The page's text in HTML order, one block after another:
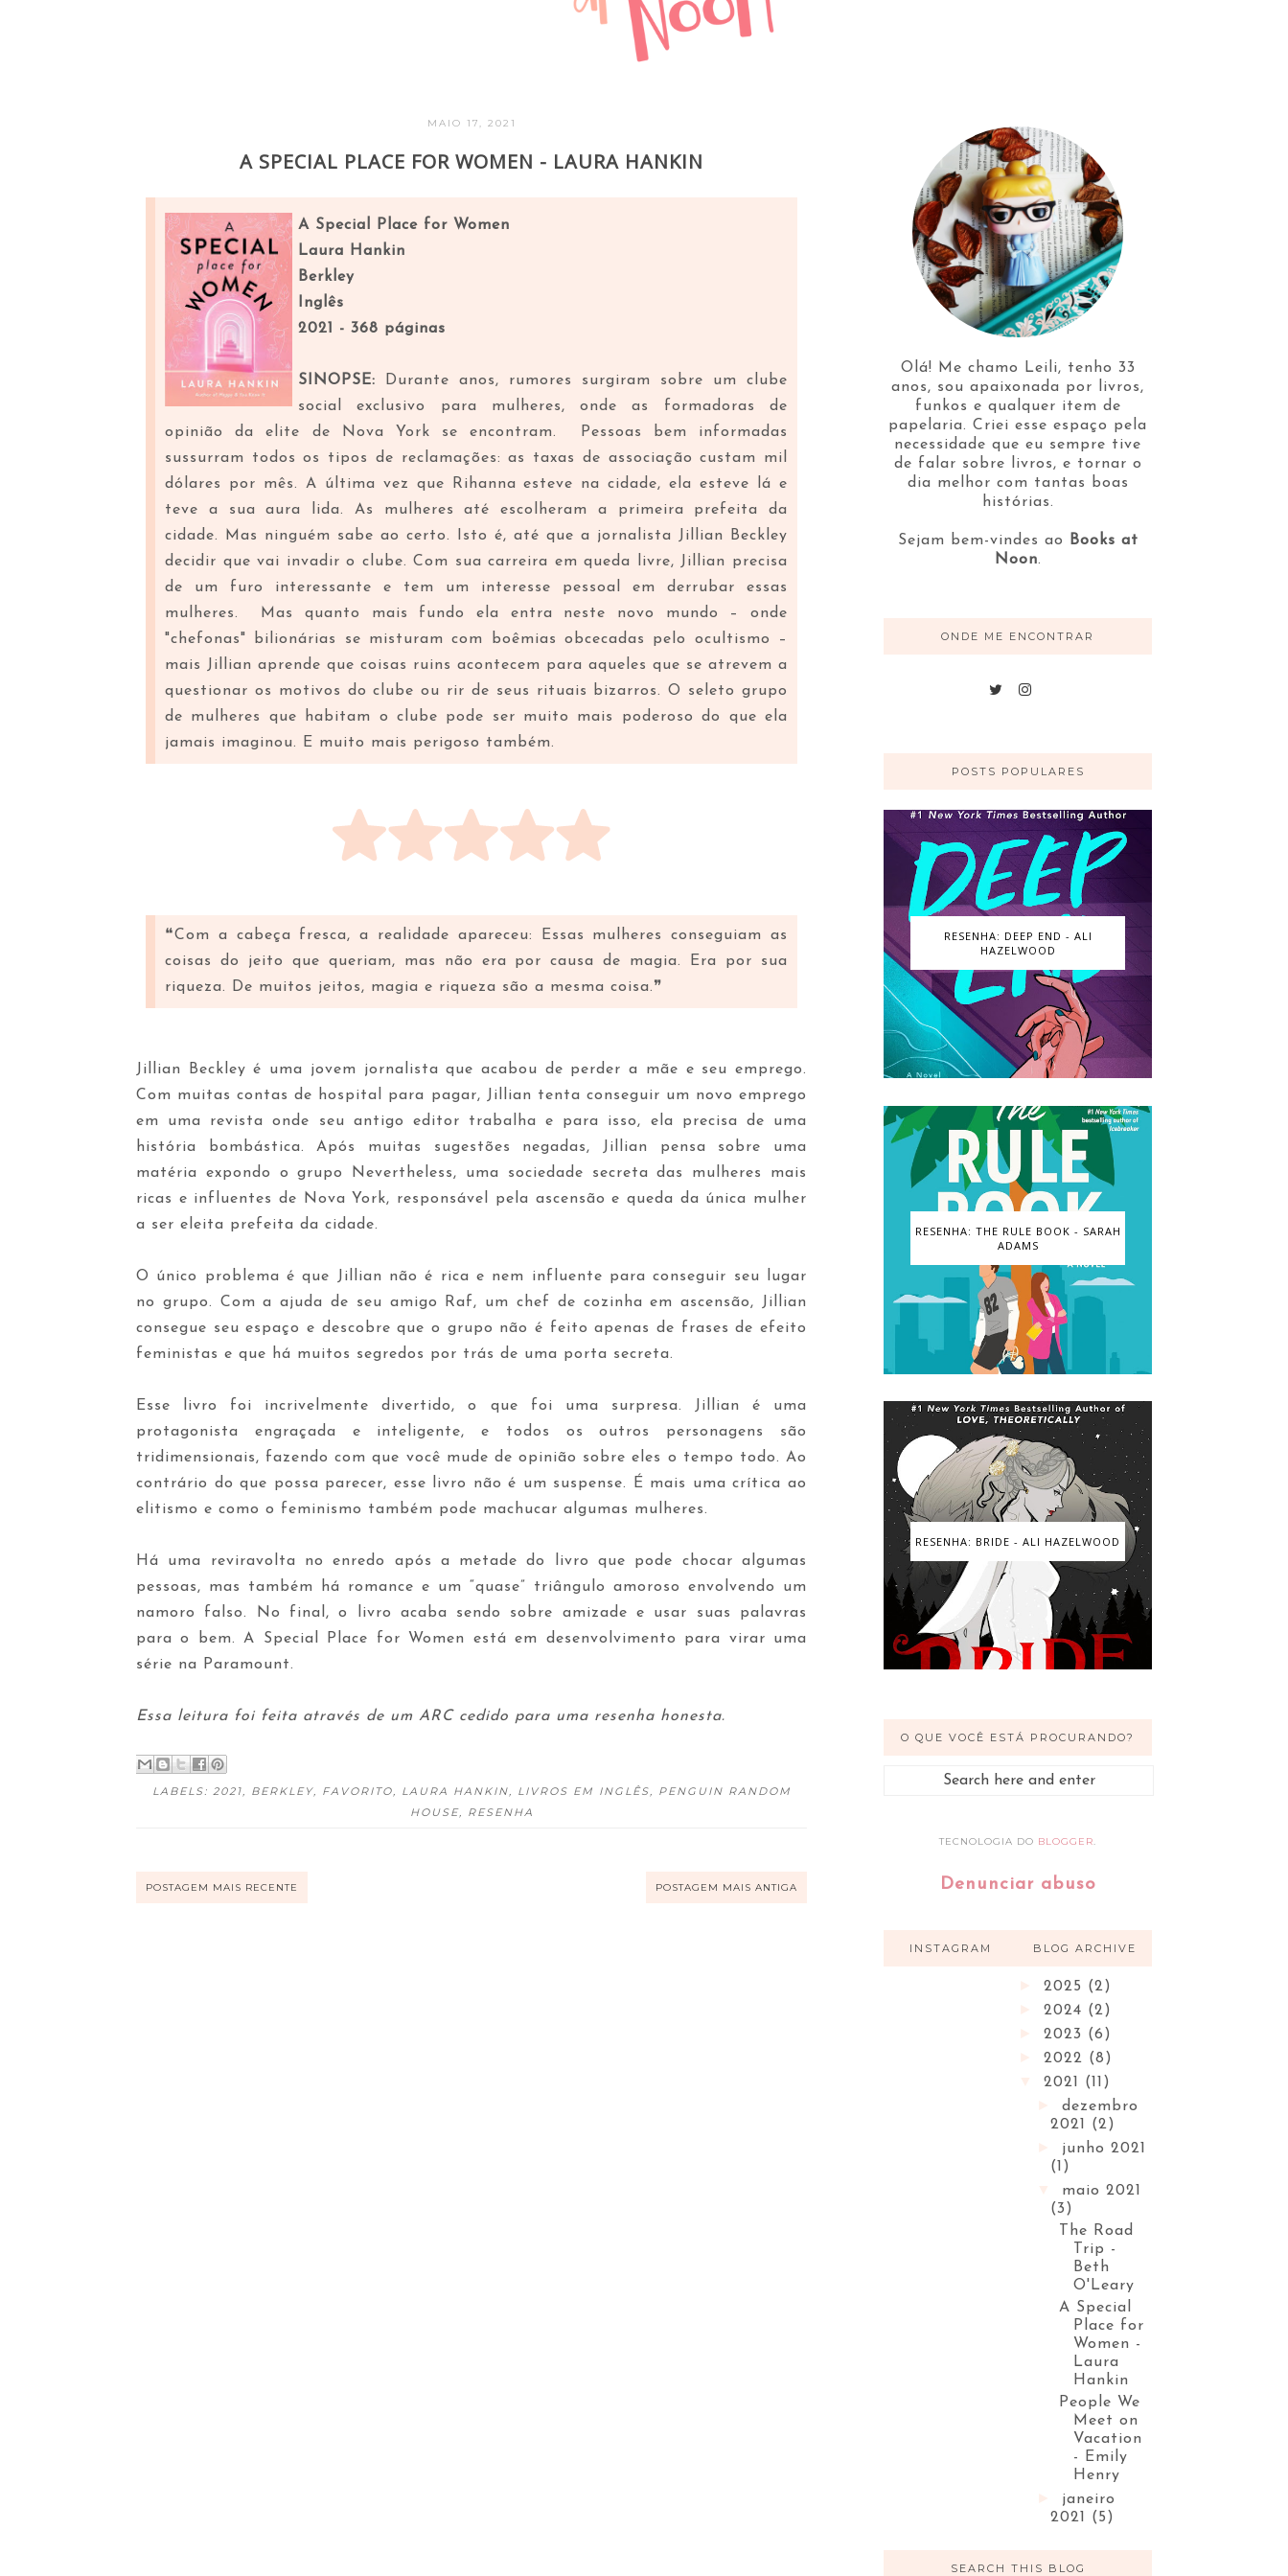
MAIO 17, 2021
A SPECIAL PLACE FOR WOMEN - LAURA HANKIN
A Special Place for Women
Laura Hankin
Berkley
Inglês
2021 - 368 páginas
SINOPSE: Durante anos, rumores surgiram sobre um clube
social exclusivo para mulheres, onde as formadoras de
opinião da elite de Nova York se encontram. Pessoas bem informadas
sussurram todos os tipos de reclamações: as taxas de associação custam mil
dólares por mês. A última vez que Rihanna esteve na cidade, ela esteve lá e
teve a sua aura lida. As mulheres até escolheram a primeira prefeita da
cidade. Mas ninguém sabe ao certo. Isto é, até que a jornalista Jillian Beckley
decidir que vai invadir o clube. Com sua carreira em queda livre, Jillian precisa
de um furo interessante e tem um interesse pessoal em derrubar essas
mulheres. Mas quanto mais fundo ela entra neste novo mundo – onde
"chefonas" bilionárias se misturam com boêmias obcecadas pelo ocultismo –
mais Jillian aprende que coisas ruins acontecem para aqueles que se atrevem a
questionar os motivos do clube ou rir de seus rituais bizarros. O seleto grupo
de mulheres que habitam o clube pode ser muito mais poderoso do que ela
jamais imaginou. E muito mais perigoso também.
❝Com a cabeça fresca, a realidade apareceu: Essas mulheres conseguiam as
coisas do jeito que queriam, mas não era por causa de magia. Era por sua
riqueza. De muitos jeitos, magia e riqueza são a mesma coisa.❞
Jillian Beckley é uma jovem jornalista que acabou de perder a mãe e seu emprego.
Com muitas contas de hospital para pagar, Jillian tenta conseguir um novo emprego
em uma revista onde seu antigo editor trabalha e para isso, ela precisa de uma
história bombástica. Após muitas sugestões negadas, Jillian pensa sobre uma
matéria expondo o grupo Nevertheless, uma sociedade secreta das mulheres mais
ricas e influentes de Nova York, responsável pela ascensão e queda da única mulher
a ser eleita prefeita da cidade.
O único problema é que Jillian não é rica e nem influente para conseguir seu lugar
no grupo. Com a ajuda de seu amigo Raf, um chef de cozinha em ascensão, Jillian
consegue seu espaço e descobre que o grupo não é feito apenas de frases de efeito
feministas e que há muitos segredos por trás de uma porta secreta.
Esse livro foi incrivelmente divertido, o que foi uma surpresa. Jillian é uma
protagonista engraçada e inteligente, e todos os outros personagens são
tridimensionais, fazendo com que você mude de opinião sobre eles o tempo todo. Ao
contrário do que possa parecer, esse livro não é um suspense. É mais uma crítica ao
elitismo e como o feminismo também pode machucar algumas mulheres.
Há uma reviravolta no enredo após a metade do livro que pode chocar algumas
pessoas, mas também há romance e um “quase” triângulo amoroso envolvendo um
namoro falso. No final, o livro acaba sendo sobre amizade e usar suas palavras
para o bem. A Special Place for Women está em desenvolvimento para virar uma
série na Paramount.
Essa leitura foi feita através de um ARC cedido para uma resenha honesta.
LABELS: 2021 BERKLEY, FAVORITO LAURA HANKIN LIVROS EM INGLÊS
PENGUIN RANDOM
HOUSE, RESENHA
POSTAGEM MAIS RECENTE POSTAGEM MAIS ANTIGA
Olá! Me chamo Leili, tenho 33
anos, sou apaixonada por livros,
funkos e qualquer item de
papelaria. Criei esse espaço pela
necessidade que eu sempre tive
de falar sobre livros, e tornar o
dia melhor com tantas boas
histórias.
Sejam bem-vindes ao
Books at
Noon.
ONDE ME ENCONTRAR
POSTS POPULARES
RESENHA: DEEP END - ALI
HAZELWOOD
RESENHA: THE RULE BOOK - SARAH
ADAMS
RESENHA: BRIDE - ALI HAZELWOOD
O QUE VOCÊ ESTÁ PROCURANDO?
TECNOLOGIA DO BLOGGER.
Denunciar abuso
INSTAGRAM BLOG ARCHIVE
2025 (2)
2024 (2)
2023 (6)
2022 (8)
2021 (11)
►dezembro
2021 (2)
junho 2021
(1)
maio 2021
(3)
The Road
Trip -
Beth
O'Leary
A Special
Place for
Women -
Laura
Hankin
People We
Meet on
Vacation
- Emily
Henry
janeiro
2021 (5)
SEARCH THIS BLOG